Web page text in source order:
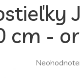
cm -
Priemerné